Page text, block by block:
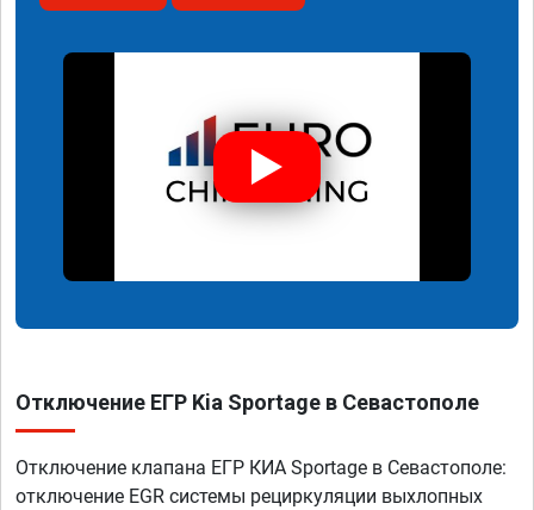
Отключение ЕГР Kia Sportage в Севастополе
Отключение клапана ЕГР КИА Sportage в Севастополе:
отключение EGR системы рециркуляции выхлопных